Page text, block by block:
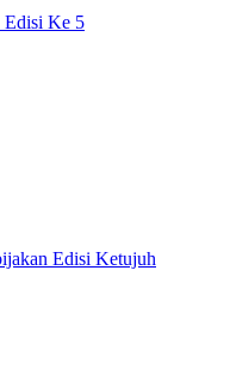
Edisi Ke 5
Edisi Ketujuh